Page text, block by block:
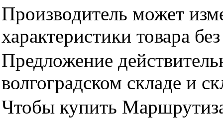
Производитель может
характеристики товара
Предложение
волгоградском складе и
Чтобы купить